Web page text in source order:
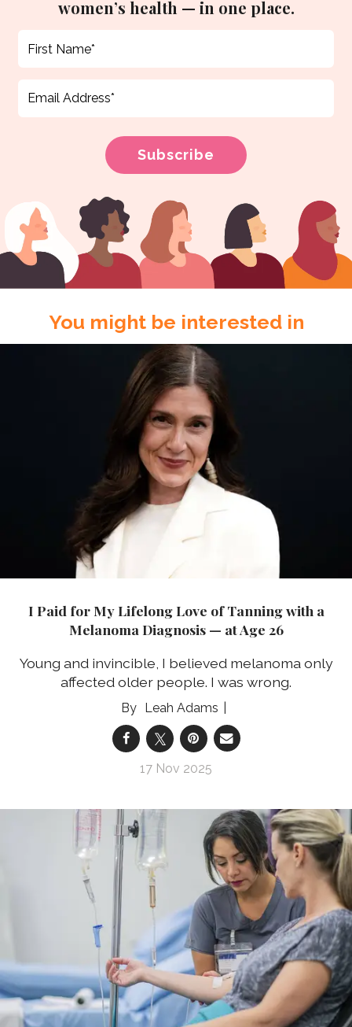
women’s health — in one place.
You might be interested in
I Paid for My Lifelong Love of Tanning with a
Melanoma Diagnosis — at Age 26
Young and invincible, I believed melanoma only
affected older people. I was wrong.
Leah Adams
17 Nov 2025